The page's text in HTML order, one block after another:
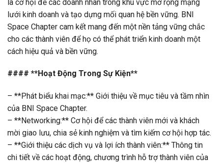
là cơ hội để các doanh nhân trong khu vực mở rộng mạng
lưới kinh doanh và tạo dựng mối quan hệ bền vững. BNI
Space Chapter cam kết mang đến một nền tảng vững chắc
cho các thành viên để họ có thể phát triển kinh doanh một
cách hiệu quả và bền vững.
#### **Hoạt Động Trong Sự Kiện**
– **Phát biểu khai mạc:** Giới thiệu về mục tiêu và tầm nhìn
của BNI Space Chapter.
– **Networking:** Cơ hội để các thành viên mới và khách
mời giao lưu, chia sẻ kinh nghiệm và tìm kiếm cơ hội hợp tác.
– **Giới thiệu các dịch vụ và lợi ích thành viên:** Thông tin
chi tiết về các hoạt động, chương trình hỗ trợ thành viên của